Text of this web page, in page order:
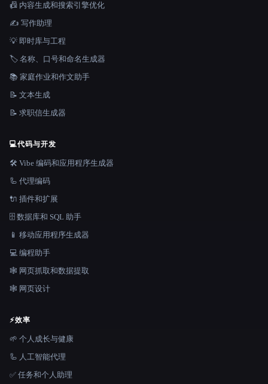
📠 内容生成和搜索引擎优化
✍️ 写作助理
💡 即时库与工程
🏷️ 名称、口号和命名生成器
📚 家庭作业和作文助手
📝 文本生成
📝 求职信生成器
💻代码与开发
🛠️ Vibe 编码和应用程序生成器
🦾 代理编码
🔌 插件和扩展
🗄️ 数据库和 SQL 助手
📱 移动应用程序生成器
💻 编程助手
🕸️ 网页抓取和数据提取
🕸 网页设计
⚡效率
🌱 个人成长与健康
🦾 人工智能代理
✅ 任务和个人助理